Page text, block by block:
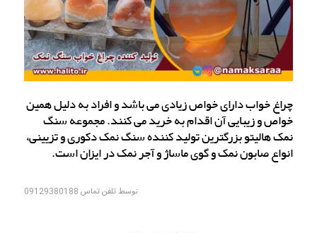
چراغ خواب دارای خواص زیادی می باشد و افراد به دلیل همین
خواص و زیبایی آن اقدام به خرید می کنند. مجموعه سنگ
نمک هالیتو بزرگترین تولید کننده سنگ نمک دکوری و تزیینی،
انواع صابون نمک و گوی ماساژ و آجر نمک در ایزان است.
توسطتلفن تماس 09129380188